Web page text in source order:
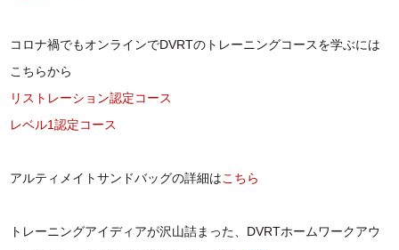
コロナ禍でもオンラインでDVRTのトレーニングコースを学ぶには
こちらから
リストレーション認定コース
レベル1認定コース
アルティメイトサンドバッグの詳細はこちら
トレーニングアイディアが沢山詰まった、DVRTホームワークアウ